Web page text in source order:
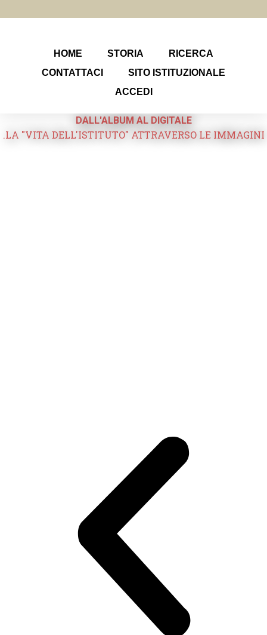
HOME STORIA
RICERCA
CONTATTACI
SITO ISTITUZIONALE
ACCEDI
DALL'ALBUM AL DIGITALE
.LA "VITA DELL'ISTITUTO" ATTRAVERSO LE IMMAGINI